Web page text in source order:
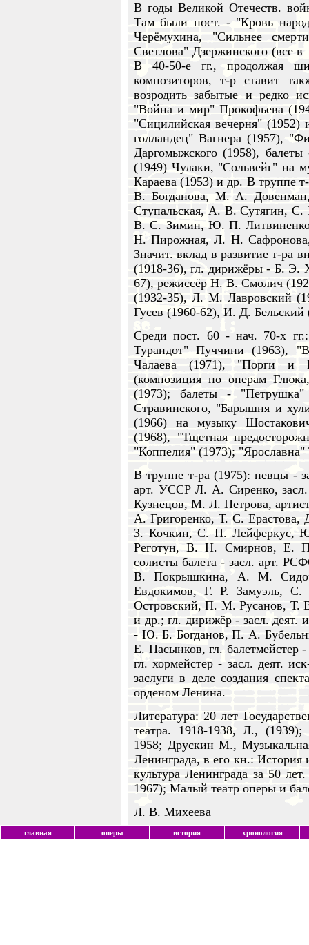
В годы Великой Отечеств.
Там были пост. - "Кровь
Черёмухина, "Сильнее
Светлова" Дзержинского (все
В 40-50-е гг., продолжая
композиторов, т-р ставит
возродить забытые и редко
"Война и мир" Прокофьева
"Сицилийская вечерня"
голландец" Вагнера (1957),
Даргомыжского (1958),
(1949) Чулаки, "Сольвейг" на
Караева (1953) и др. В труппе
В. Богданова, М. А.
Ступальская, А. В. Сутягин,
В. С. Зимин, Ю. П.
Н. Пирожная, Л. Н.
Значит. вклад в развитие т-ра
(1918-36), гл. дирижёры - Б. Э.
67), режиссёр Н. В. Смолич
(1932-35), Л. М. Лавровский
Гусев (1960-62), И. Д. Бельский
Среди пост. 60 - нач. 70-х
Турандот" Пуччини (1963),
Чалаева (1971), "Порги и
(композиция по операм
(1973); балеты -
Стравинского, "Барышня и
(1966) на музыку
(1968), "Тщетная
"Коппелия" (1973);
В труппе т-ра (1975): певцы -
арт. УССР Л. А. Сиренко,
Кузнецов, М. Л. Петрова,
А. Григоренко, Т. С.
З. Кочкин, С. П. Лейферкус,
Реготун, В. Н. Смирнов, Е.
солисты балета - засл. арт.
В. Покрышкина, A. М.
Евдокимов, Г. Р. Замуэль,
Островский, П. М. Русанов, Т.
и др.; гл. дирижёр - засл.
- Ю. Б. Богданов, П. А.
Е. Пасынков, гл.
гл. хормейстер - засл. деят.
заслуги в деле создания
орденом Ленина.
Литература: 20 лет
театра. 1918-1938, Л.,
1958; Друскин М.,
Ленинграда, в его кн.:
культура Ленинграда за 50
1967); Малый театр оперы и
Л. В. Михеева
главная оперы история хронология